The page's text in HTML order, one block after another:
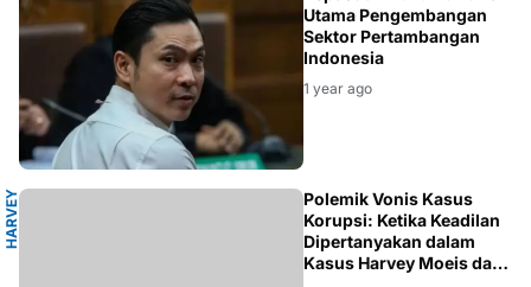
PEJABAT
Utama Pengembangan
Sektor Pertambangan
Indonesia
1 year ago
H
A
R
V
E
Y
M
O
E
I
Polemik Vonis Kasus
Korupsi: Ketika Keadilan
Dipertanyakan dalam
Kasus Harvey Moeis dan